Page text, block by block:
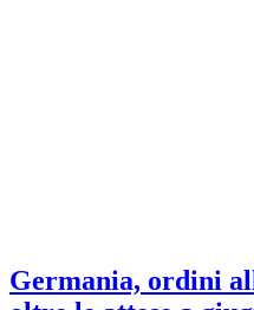
Germania, ordini